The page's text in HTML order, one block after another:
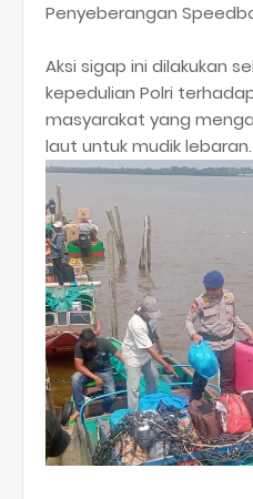
Penyeberangan
​Aksi sigap ini dilakukan
kepedulian Polri
masyarakat yang
laut untuk mudik lebaran.